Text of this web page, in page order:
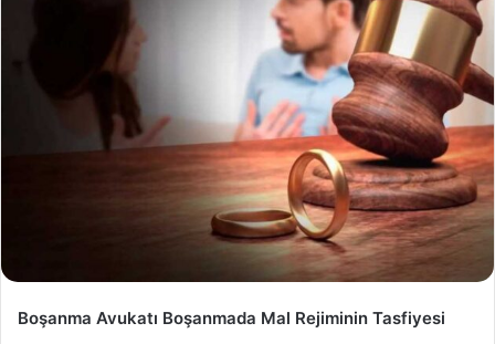
Boşanma Avukatı Boşanmada Mal Rejiminin Tasfiyesi